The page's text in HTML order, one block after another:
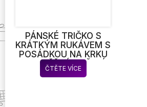
PÁNSKÉ TRIČKO S
KRÁTKÝM RUKÁVEM S
POSÁDKOU NA KRKU
PRO BĚŽNÉ NOŠENÍ
UNISEX TRIČKO PRO
ČTĚTE VÍCE